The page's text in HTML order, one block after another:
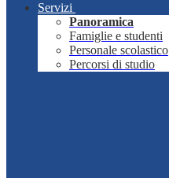
Servizi
Panoramica
Famiglie e studenti
Personale scolastico
Percorsi di studio